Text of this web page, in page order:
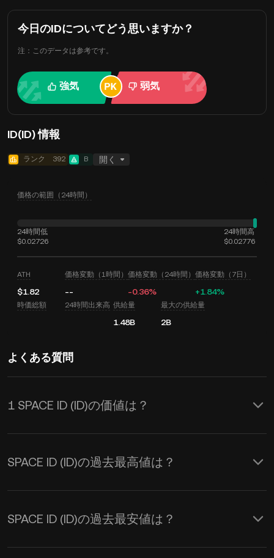
今日のIDについてどう思いますか？
注：このデータは参考です。
強気 弱気
ID(ID) 情報
ランク 392 B 開く
価格の範囲（24時間）
24時間低
$0.02726
24時間高
$0.02776
ATH
$1.82
価格変動（1時間）
--
価格変動（24時間）
-0.36%
価格変動（7日）
+1.84%
時価総額 24時間出来高 供給量
1.48B
最大の供給量
2B
よくある質問
1 SPACE ID (ID)の価値は？
KuCoinはSPACE ID (ID)に対してリアル
タイムでのUSD価格更新を提供しま
KuCoin計算機を使用して、
IDからUSD
SPACE ID (ID)の過去最高値は？
SPACE ID (ID)の過去最安値は？